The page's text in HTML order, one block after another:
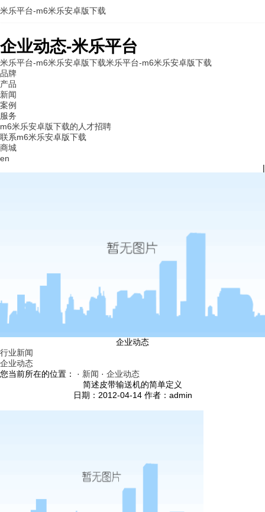
企业动态-米乐平台
米乐平台-m6米乐安卓版下载米乐平台-m6米乐安卓版下载
品牌
产品
新闻
案例
服务
m6米乐安卓版下载的人才招聘
联系m6米乐安卓版下载
商城
en
|
米乐平台-m6米乐安卓版下载
企业动态
行业新闻
企业动态
您当前所在的位置： · 新闻 · 企业动态
简述皮带输送机的简单定义
日期：2012-04-14 作者：admin